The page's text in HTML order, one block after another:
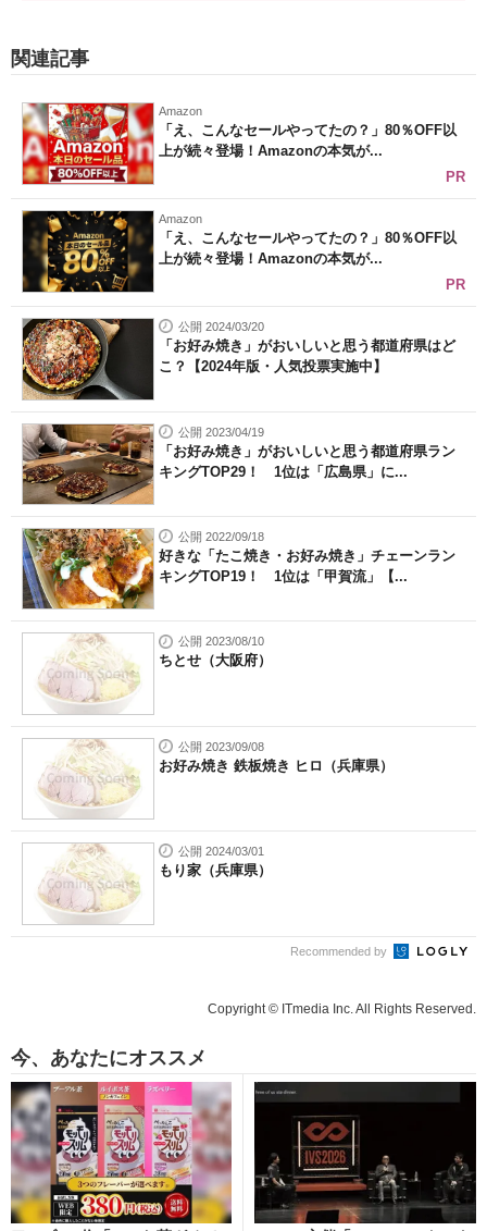
関連記事
Amazon
「え、こんなセールやってたの？」80％OFF以
上が続々登場！Amazonの本気が...
PR
Amazon
「え、こんなセールやってたの？」80％OFF以
上が続々登場！Amazonの本気が...
PR
公開 2024/03/20
「お好み焼き」がおいしいと思う都道府県はど
こ？【2024年版・人気投票実施中】
公開 2023/04/19
「お好み焼き」がおいしいと思う都道府県ラン
キングTOP29！ 1位は「広島県」に...
公開 2022/09/18
好きな「たこ焼き・お好み焼き」チェーンラン
キングTOP19！ 1位は「甲賀流」【...
公開 2023/08/10
ちとせ（大阪府）
公開 2023/09/08
お好み焼き 鉄板焼き ヒロ（兵庫県）
公開 2024/03/01
もり家（兵庫県）
Recommended by
Copyright © ITmedia Inc. All Rights Reserved.
今、あなたにオススメ